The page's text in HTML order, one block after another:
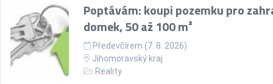
Poptávám: koupi pozemku pro
domek, 50 až 100 m²
Předevčírem (7. 8. 2026)
Jihomoravský kraj
Reality